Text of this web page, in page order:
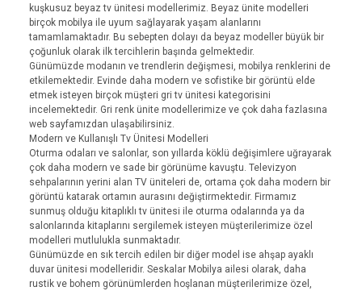
kuşkusuz beyaz tv ünitesi modellerimiz. Beyaz ünite modelleri
birçok mobilya ile uyum sağlayarak yaşam alanlarını
tamamlamaktadır. Bu sebepten dolayı da beyaz modeller büyük bir
çoğunluk olarak ilk tercihlerin başında gelmektedir.
Günümüzde modanın ve trendlerin değişmesi, mobilya renklerini de
etkilemektedir. Evinde daha modern ve sofistike bir görüntü elde
etmek isteyen birçok müşteri gri tv ünitesi kategorisini
incelemektedir. Gri renk ünite modellerimize ve çok daha fazlasına
web sayfamızdan ulaşabilirsiniz.
Modern ve Kullanışlı Tv Ünitesi Modelleri
Oturma odaları ve salonlar, son yıllarda köklü değişimlere uğrayarak
çok daha modern ve sade bir görünüme kavuştu. Televizyon
sehpalarının yerini alan TV üniteleri de, ortama çok daha modern bir
görüntü katarak ortamın aurasını değiştirmektedir. Firmamız
sunmuş olduğu kitaplıklı tv ünitesi ile oturma odalarında ya da
salonlarında kitaplarını sergilemek isteyen müşterilerimize özel
modelleri mutlulukla sunmaktadır.
Günümüzde en sık tercih edilen bir diğer model ise ahşap ayaklı
duvar ünitesi modelleridir. Seskalar Mobilya ailesi olarak, daha
rustik ve bohem görünümlerden hoşlanan müşterilerimize özel,